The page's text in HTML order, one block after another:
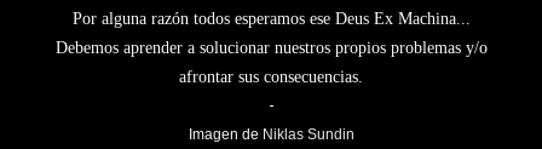
Por alguna razón todos esperamos ese Deus Ex Machina...
Debemos aprender a solucionar nuestros propios problemas y/o
afrontar sus consecuencias.
-
Imagen de Niklas Sundin